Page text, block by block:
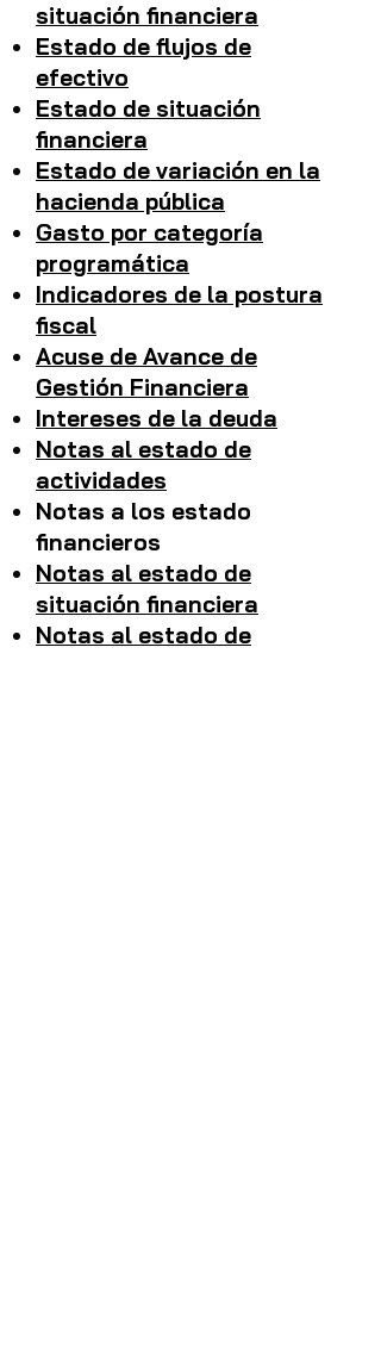
situación financiera
Estado de flujos de
efectivo
Estado de situación
financiera
Estado de variación en la
hacienda pública
Gasto por categoría
programática
Indicadores de la postura
fiscal
Acuse de Avance de
Gestión Financiera
Intereses de la deuda
Notas al estado de
actividades
Notas a los estado
financieros
Notas al estado de
situación financiera
Notas al estado de